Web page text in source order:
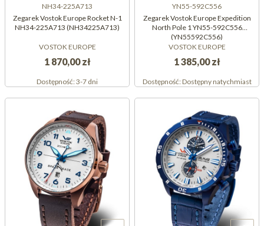
NH34-225A713
Zegarek Vostok Europe Rocket N-1
NH34-225A713 (NH34225A713)
VOSTOK EUROPE
1 870,00 zł
Dostępność:3-7 dni
YN55-592C556
Zegarek Vostok Europe Expedition
North Pole 1 YN55-592C556
(YN55592C556)
VOSTOK EUROPE
1 385,00 zł
Dostępność:Dostępny natychmiast